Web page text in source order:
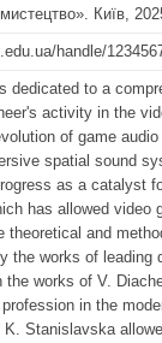
Київ,
handle/
dedicated to a
activity in the
of game
spatial sound
as a catalyst
has allowed video
and
the works of leading
works of V.
in the
Stanislavska